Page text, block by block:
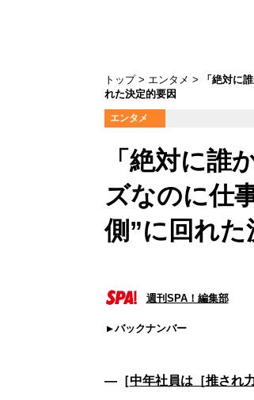
トップ エンタメ
「絶対に
れた決定的要因
エンタメ
「絶対に誰
ズなのに仕
側”に回れた
週刊SPA！編集部
バックナンバー
―［中年社員は［推され